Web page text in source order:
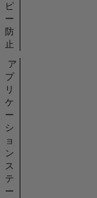
ピ
ー
防
止
ア
プ
リ
ケ
ー
シ
ョ
ン
ス
テ
ー